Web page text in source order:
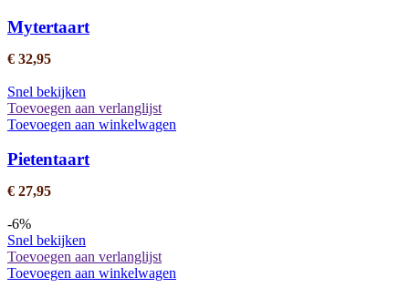
Mytertaart
€ 32,95
Snel bekijken
Toevoegen aan verlanglijst
Toevoegen aan winkelwagen
Pietentaart
€ 27,95
-6%
Snel bekijken
Toevoegen aan verlanglijst
Toevoegen aan winkelwagen